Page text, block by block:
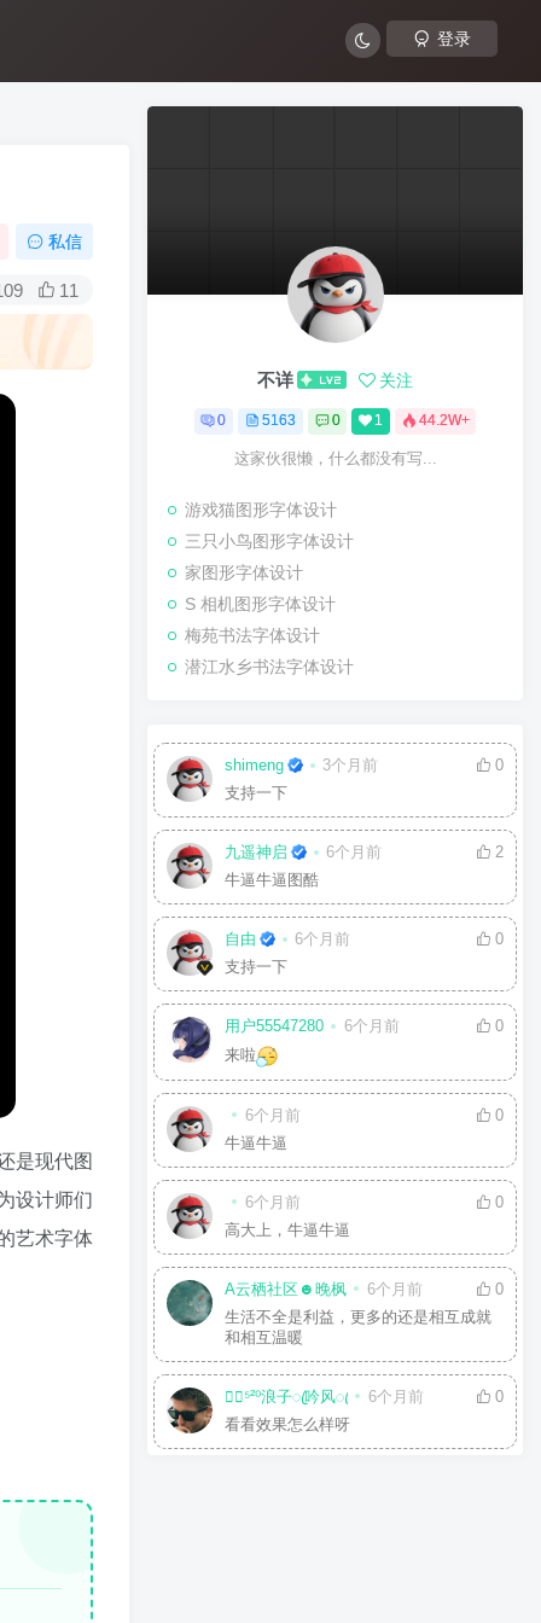
登录
私信
11
是现代图
设计师们
艺术字体
不详 关注
0 5163 0 1 44.2W+
这家伙很懒，什么都没有写...
游戏猫图形字体设计
三只小鸟图形字体设计
家图形字体设计
S 相机图形字体设计
梅苑书法字体设计
潜江水乡书法字体设计
shimeng 3个月前
0
支持一下
九遥神启 6个月前
2
牛逼牛逼图酷
自由 6个月前
0
支持一下
用户55547280 6个月前
0
来啦
6个月前
0
牛逼牛逼
6个月前
0
高大上，牛逼牛逼
A云栖社区☻晚枫 6个月前
0
生活不全是利益，更多的还是相互成就
和相互温暖
☘⃝⁵²⁰浪子ꦿ吟风ꦿ 6个月前
0
看看效果怎么样呀